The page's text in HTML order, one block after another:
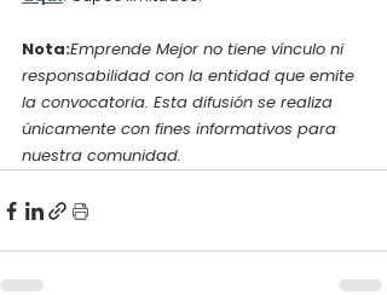
Nota:Emprende Mejor no tiene vínculo ni
responsabilidad con la entidad que emite
la convocatoria. Esta difusión se realiza
únicamente con fines informativos para
nuestra comunidad.